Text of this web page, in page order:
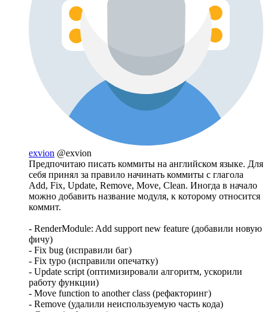
exvion @exvion
Предпочитаю писать коммиты на английском языке. Для
себя принял за правило начинать коммиты с глагола
Add, Fix, Update, Remove, Move, Clean. Иногда в начало
можно добавить название модуля, к которому относится
коммит.
- RenderModule: Add support new feature (добавили новую
фичу)
- Fix bug (исправили баг)
- Fix typo (исправили опечатку)
- Update script (оптимизировали алгоритм, ускорили
работу функции)
- Move function to another class (рефакторинг)
- Remove (удалили неиспользуемую часть кода)